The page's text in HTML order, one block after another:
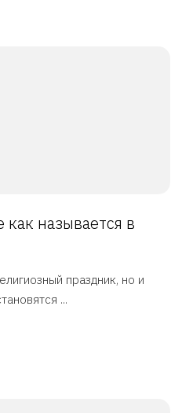
называется в
праздник, но и
...